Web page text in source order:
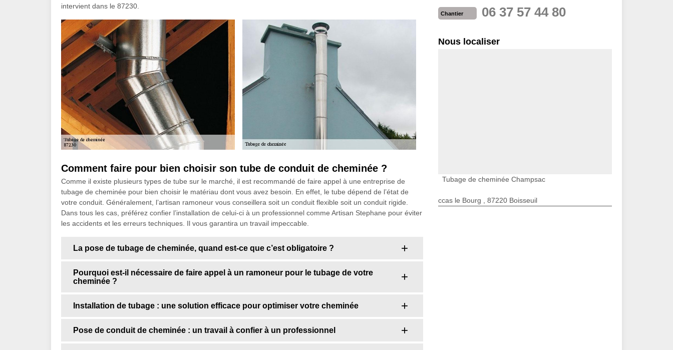
intervient dans le 87230.
Comment faire pour bien choisir son tube de conduit de cheminée ?
Comme il existe plusieurs types de tube sur le marché, il est recommandé de faire appel à une entreprise de
tubage de cheminée pour bien choisir le matériau dont vous avez besoin. En effet, le tube dépend de l’état de
votre conduit. Généralement, l’artisan ramoneur vous conseillera soit un conduit flexible soit un conduit rigide.
Dans tous les cas, préférez confier l’installation de celui-ci à un professionnel comme Artisan Stephane pour éviter
les accidents et les erreurs techniques. Il vous garantira un travail impeccable.
La pose de tubage de cheminée, quand est-ce que c’est obligatoire ?
Pourquoi est-il nécessaire de faire appel à un ramoneur pour le tubage de votre
cheminée ?
Installation de tubage : une solution efficace pour optimiser votre cheminée
Pose de conduit de cheminée : un travail à confier à un professionnel
Chantier 06 37 57 44 80
Nous localiser
Tubage de cheminée Champsac
ccas le Bourg , 87220 Boisseuil